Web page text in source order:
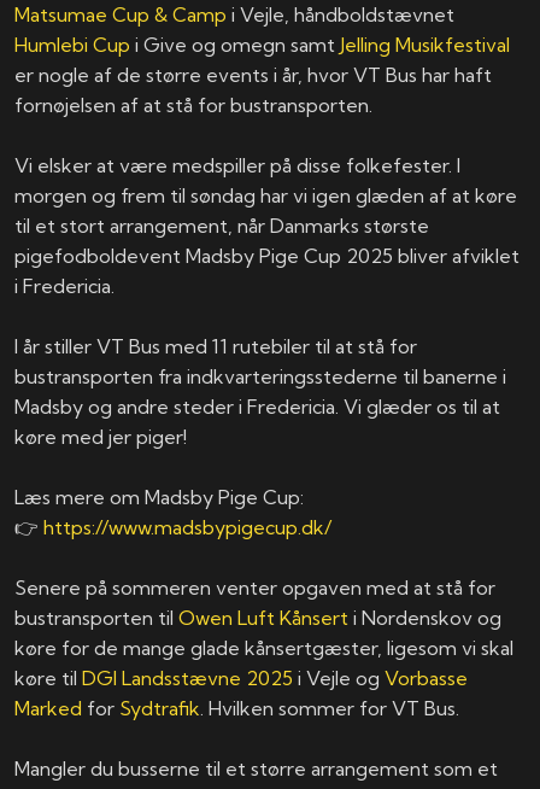
Matsumae Cup & Camp i Vejle, håndboldstævnet
Humlebi Cup i Give og omegn samt Jelling Musikfestival
er nogle af de større events i år, hvor VT Bus har haft
fornøjelsen af at stå for bustransporten.
Vi elsker at være medspiller på disse folkefester. I
morgen og frem til søndag har vi igen glæden af at køre
til et stort arrangement, når Danmarks største
pigefodboldevent Madsby Pige Cup 2025 bliver afviklet
i Fredericia.
I år stiller VT Bus med 11 rutebiler til at stå for
bustransporten fra indkvarteringsstederne til banerne i
Madsby og andre steder i Fredericia. Vi glæder os til at
køre med jer piger!
Læs mere om Madsby Pige Cup:
👉https://www.madsbypigecup.dk/
Senere på sommeren venter opgaven med at stå for
bustransporten tilOwen Luft Kånsert i Nordenskov og
køre for de mange glade kånsertgæster, ligesom vi skal
køre tilDGI Landsstævne 2025 i Vejle ogVorbasse
Marked for Sydtrafik . Hvilken sommer for VT Bus.
Mangler du busserne til et større arrangement som et